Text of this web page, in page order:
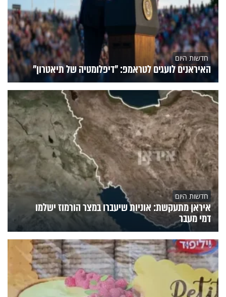
חדשות היום
האיראנים לועגים לטראמפ: "דיפלומטיה של תיאטרון"
חדשות היום
איראן מתעקשת: אוניות שיעברו במצר הורמוז ישלמו
דמי מעבר